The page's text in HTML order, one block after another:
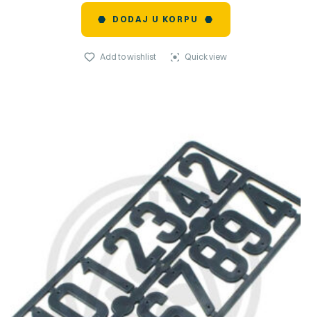
DODAJ U KORPU
Add to wishlist Quick view